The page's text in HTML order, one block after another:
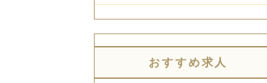
おすすめ求人